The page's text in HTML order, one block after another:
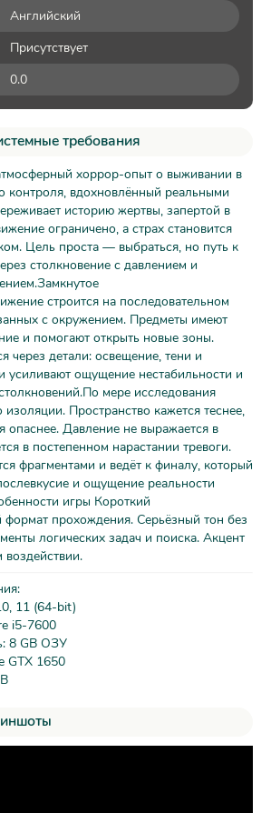
Английский
Присутствует
0.0
требования
хоррор-опыт о выживании в
контроля, вдохновлённый реальными
историю жертвы, запертой в
ограничено, а страх становится
Цель проста — выбраться, но путь к
столкновение с давлением и
строится на последовательном
с окружением. Предметы имеют
и помогают открыть новые зоны.
через детали: освещение, тени и
усиливают ощущение нестабильности и
мере исследования
изоляции. Пространство кажется теснее,
опаснее. Давление не выражается в
в постепенном нарастании тревоги.
фрагментами и ведёт к финалу, который
и ощущение реальности
игры Короткий
формат прохождения. Серьёзный тон без
логических задач и поиска. Акцент
воздействии.
11 (64-bit)
i5-7600
8 GB ОЗУ
GTX 1650